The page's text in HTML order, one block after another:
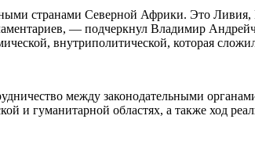
странами Северной Африки. Это
— подчеркнул Владимир
внутриполитической, которая
между законодательными
и гуманитарной областях, а также ход